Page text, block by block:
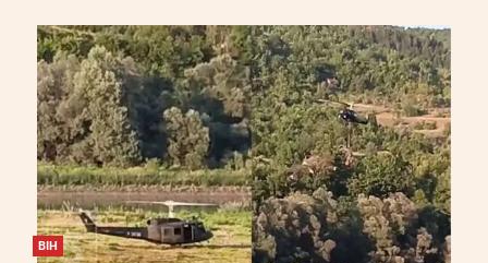
BIH